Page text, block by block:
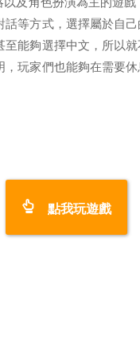
等方式，選擇屬於自
能夠選擇中文，所以
玩家們也能夠在需要
點我玩遊戲